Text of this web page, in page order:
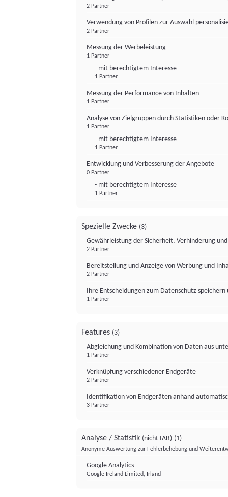
2 Partner
Verwendung von Profilen zur Auswahl
2 Partner
Messung der Werbeleistung
1 Partner
- mit berechtigtem Interesse
1 Partner
Messung der Performance von Inhalten
1 Partner
Analyse von Zielgruppen durch Statistiken oder
1 Partner
- mit berechtigtem Interesse
1 Partner
Entwicklung und Verbesserung der Angebote
0 Partner
- mit berechtigtem Interesse
1 Partner
Spezielle Zwecke (3)
Gewährleistung der Sicherheit, Verhinderung
2 Partner
Bereitstellung und Anzeige von Werbung und
2 Partner
Ihre Entscheidungen zum Datenschutz
1 Partner
Features (3)
Abgleichung und Kombination von Daten aus
1 Partner
Verknüpfung verschiedener Endgeräte
2 Partner
Identifikation von Endgeräten anhand
3 Partner
Analyse / Statistik (nicht IAB) (1)
Anonyme Auswertung zur Fehlerbehebung und
Google Analytics
Google Ireland Limited, Irland